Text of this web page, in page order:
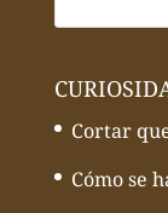
Cortar
Cómo se